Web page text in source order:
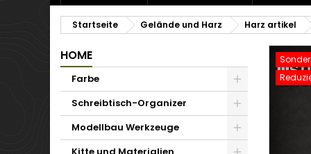
Startseite Gelände und Harz Harz artikel
HOME
Farbe
Schreibtisch-Organizer
Modellbau Werkzeuge